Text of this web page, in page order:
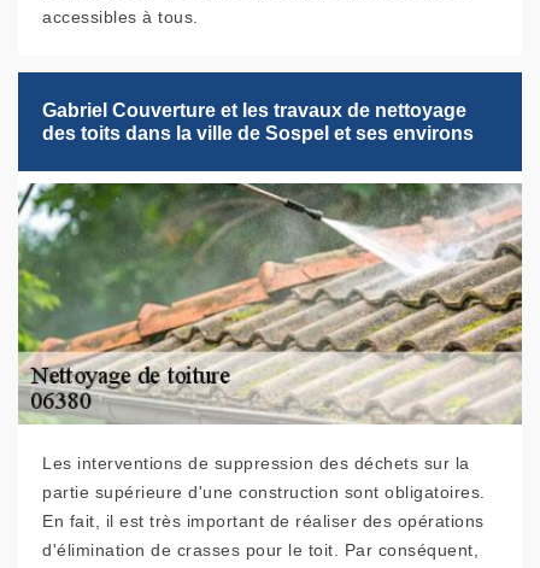
accessibles à tous.
Gabriel Couverture et les travaux de nettoyage
des toits dans la ville de Sospel et ses environs
Les interventions de suppression des déchets sur la
partie supérieure d'une construction sont obligatoires.
En fait, il est très important de réaliser des opérations
d'élimination de crasses pour le toit. Par conséquent,